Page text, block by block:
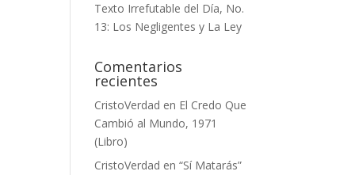
Texto Irrefutable del Día, No.
13: Los Negligentes y La Ley
Comentarios
recientes
CristoVerdad en El Credo Que
Cambió al Mundo, 1971
(Libro)
CristoVerdad en“Sí Matarás”